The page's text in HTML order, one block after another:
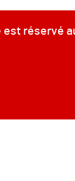
réservé